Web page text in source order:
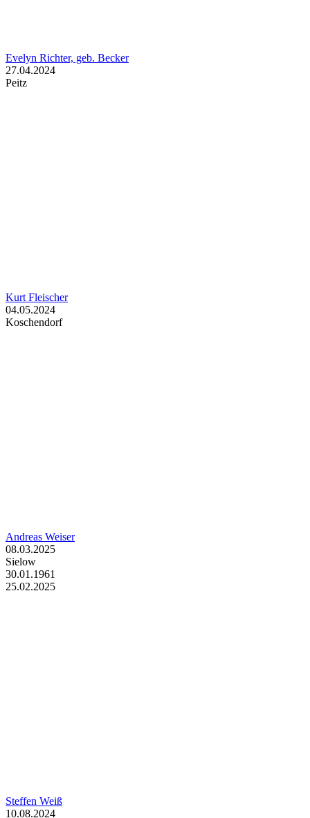
Evelyn Richter, geb. Becker
27.04.2024
Peitz
Kurt Fleischer
04.05.2024
Koschendorf
Andreas Weiser
08.03.2025
Sielow
30.01.1961
25.02.2025
Steffen Weiß
10.08.2024